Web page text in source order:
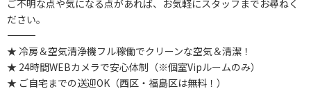
ご不明な点や気になる点があれば、お気軽にスタッフまでお尋ねく
ださい。
――――――――――――――――――――――――――――
★ 冷房＆空気清浄機フル稼働でクリーンな空気＆清潔！
★ 24時間WEBカメラで安心体制（※個室Vipルームのみ）
★ ご自宅までの送迎OK（西区・福島区は無料！）